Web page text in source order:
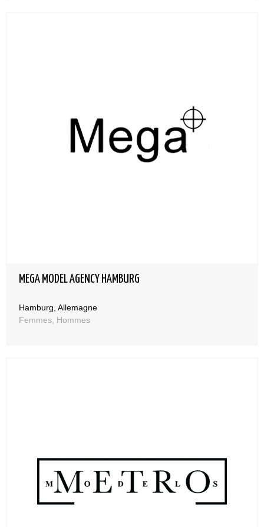
MEGA MODEL AGENCY HAMBURG
Hamburg, Allemagne
Femmes, Hommes